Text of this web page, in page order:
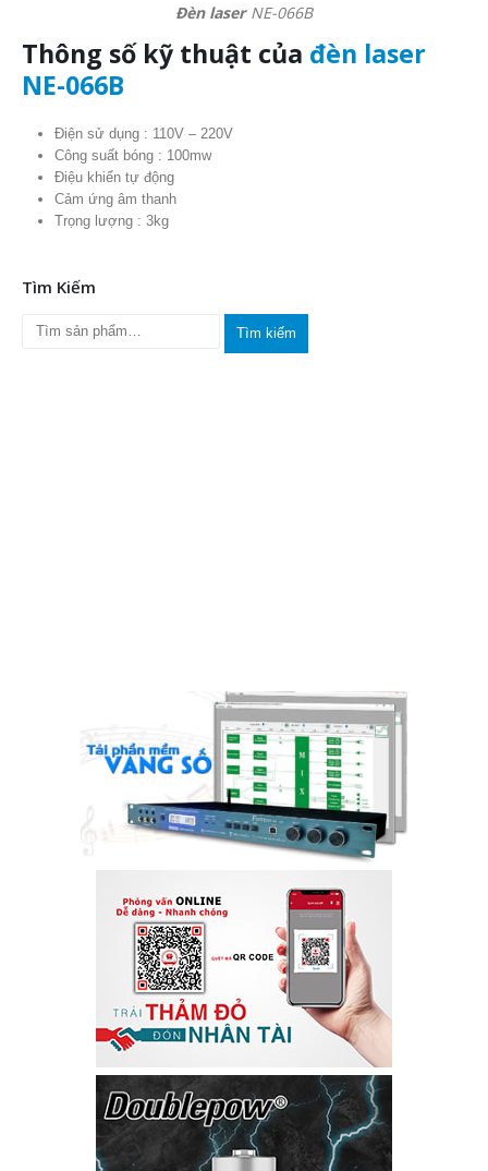
Đèn laserNE-066B
Thông số kỹ thuật của đèn laser
NE-066B
Điện sử dụng : 110V – 220V
Công suất bóng : 100mw
Điệu khiển tự động
Cảm ứng âm thanh
Trọng lượng : 3kg
Tìm Kiếm
Tìm kiếm